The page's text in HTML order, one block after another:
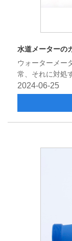
水道メーターの
ウォーターメー
常、それに対処
2024-06-25